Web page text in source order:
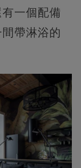
一個配備
帶淋浴的